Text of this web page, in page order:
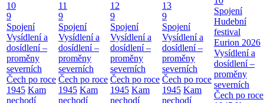
10
9
Spojení
Vysídlení a
dosídlení –
proměny
severních
Čech po roce
1945 Kam
nechodí
11
9
Spojení
Vysídlení a
dosídlení –
proměny
severních
Čech po roce
1945 Kam
nechodí
12
9
Spojení
Vysídlení a
dosídlení –
proměny
severních
Čech po roce
1945 Kam
nechodí
13
9
Spojení
Vysídlení a
dosídlení –
proměny
severních
Čech po roce
1945 Kam
nechodí
Spojení
Hudební
festival
Eurion 2026
Vysídlení a
dosídlení –
proměny
severních
Čech po roce